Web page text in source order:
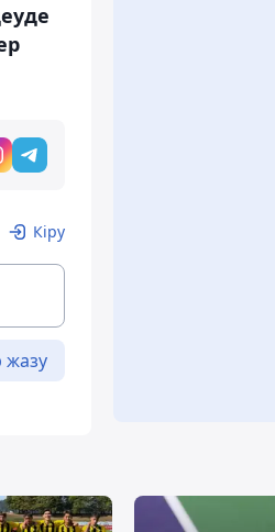
Кіру
жазу